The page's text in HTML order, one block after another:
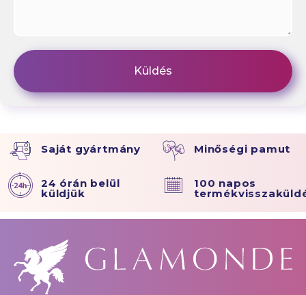
Saját gyártmány Minőségi pamut
24 órán belül
küldjük
100 napos